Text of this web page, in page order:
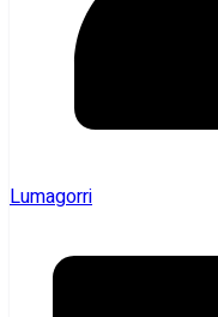
Lumagorri